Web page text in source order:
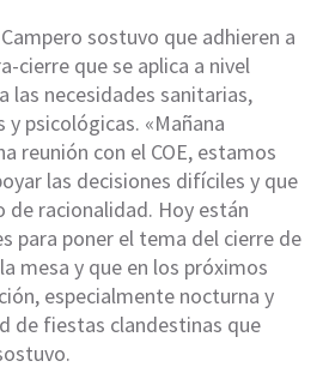
sostuvo que adhieren a
cierre que se aplica a nivel
las necesidades sanitarias,
y psicológicas. «Mañana
reunión con el COE, estamos
las decisiones difíciles y que
de racionalidad. Hoy están
para poner el tema del cierre de
mesa y que en los próximos
especialmente nocturna y
de fiestas clandestinas que